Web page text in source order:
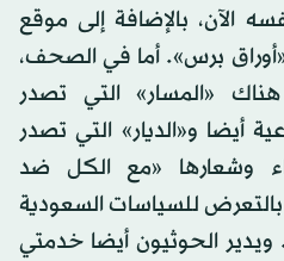
الآن، بالإضافة إلى موقع
برس». أما في الصحف،
«المسار» التي تصدر
أيضا و«الديار» التي تصدر
وشعارها «مع الكل ضد
للسياسات السعودية
الحوثيون أيضا خدمتي